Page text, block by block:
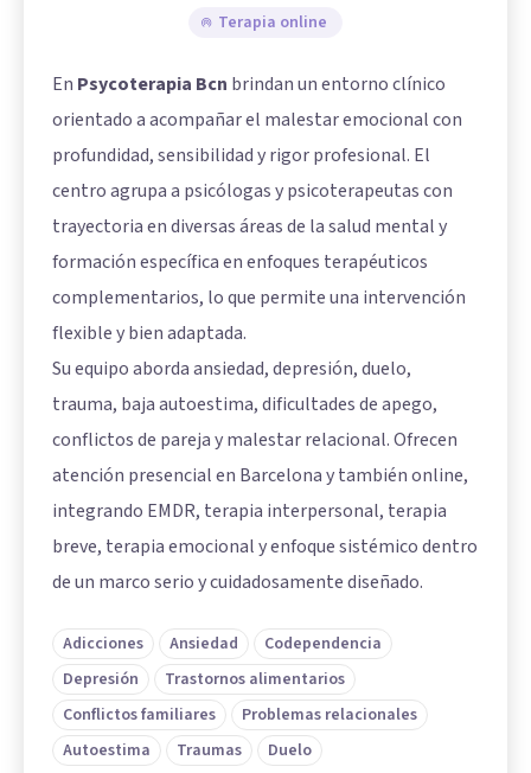
Terapia online
En Psycoterapia Bcn brindan un entorno clínico
orientado a acompañar el malestar emocional con
profundidad, sensibilidad y rigor profesional. El
centro agrupa a psicólogas y psicoterapeutas con
trayectoria en diversas áreas de la salud mental y
formación específica en enfoques terapéuticos
complementarios, lo que permite una intervención
flexible y bien adaptada.
Su equipo aborda ansiedad, depresión, duelo,
trauma, baja autoestima, dificultades de apego,
conflictos de pareja y malestar relacional. Ofrecen
atención presencial en Barcelona y también online,
integrando EMDR, terapia interpersonal, terapia
breve, terapia emocional y enfoque sistémico dentro
de un marco serio y cuidadosamente diseñado.
Adicciones Ansiedad
Codependencia
Depresión
Trastornos alimentarios
Conflictos familiares
Problemas relacionales
Autoestima
Traumas Duelo